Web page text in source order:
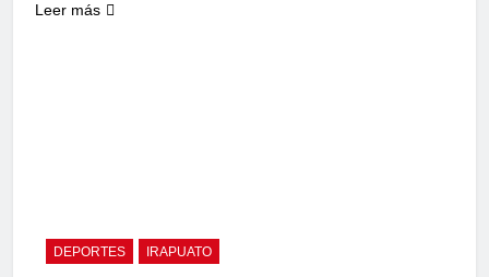
Leer más
DEPORTES IRAPUATO